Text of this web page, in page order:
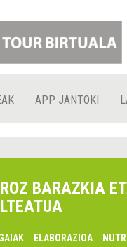
APP JANTOKI
BARAZKIA
ELABORAZIOA